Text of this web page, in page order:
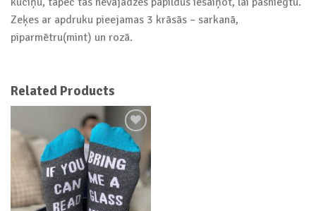
Zeķes ar apdruku pieejamas 3 krāsās – sarkanā,
piparmētru(mint) un rozā.
Related Products
Add to
wishlist